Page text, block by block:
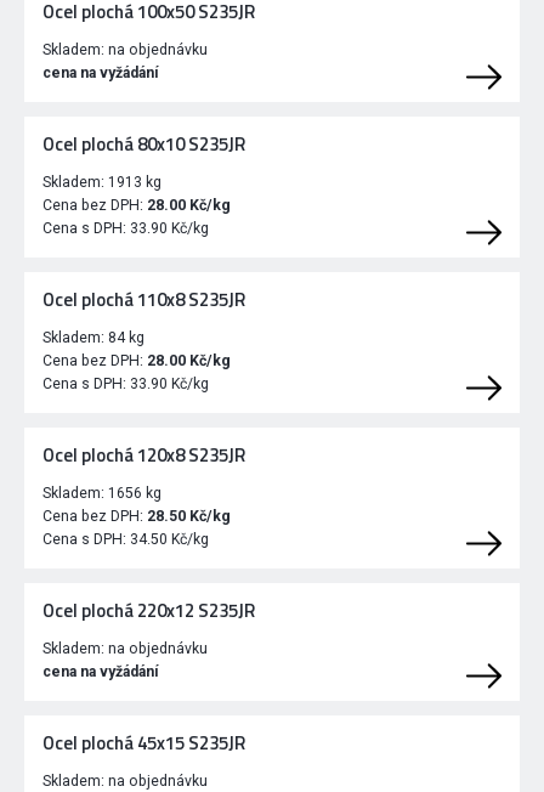
Ocel plochá 100x50 S235JR
Skladem: na objednávku
cena na vyžádání
Ocel plochá 80x10 S235JR
Skladem: 1913 kg
Cena bez DPH: 28.00 Kč/kg
Cena s DPH: 33.90 Kč/kg
Ocel plochá 110x8 S235JR
Skladem: 84 kg
Cena bez DPH: 28.00 Kč/kg
Cena s DPH: 33.90 Kč/kg
Ocel plochá 120x8 S235JR
Skladem: 1656 kg
Cena bez DPH: 28.50 Kč/kg
Cena s DPH: 34.50 Kč/kg
Ocel plochá 220x12 S235JR
Skladem: na objednávku
cena na vyžádání
Ocel plochá 45x15 S235JR
Skladem: na objednávku